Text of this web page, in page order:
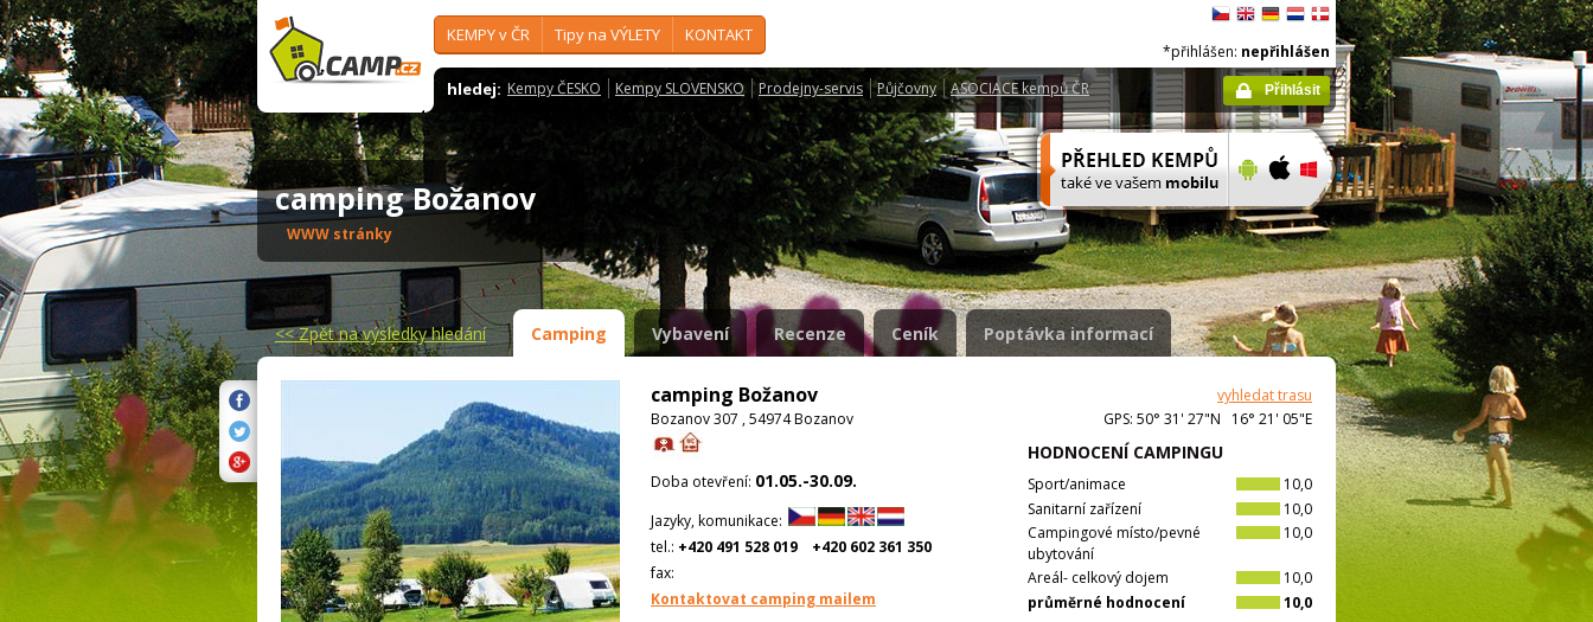
KEMPY v ČR Tipy na VÝLETY KONTAKT
hledej: Kempy ČESKO Kempy SLOVENSKO Prodejny-servis Půjčovny ASOCIACE kempů ČR
*přihlášen: nepřihlášen
Přihlásit
camping Božanov
WWW stránky
<<Zpět na výsledky hledání Camping Vybavení Recenze Ceník Poptávka informací
camping Božanov
vyhledat trasu
Bozanov 307 , 54974 Bozanov
GPS: 50° 31' 27"N 16° 21' 05"E
HODNOCENÍ CAMPINGU
10,0
Sport/animace
10,0
Sanitarní zařízení
10,0
Campingové místo/pevné
ubytování
10,0
Areál- celkový dojem
10,0
průměrné hodnocení
Doba otevření: 01.05.-30.09.
Jazyky, komunikace:
tel.: +420 491 528 019
+420 602 361 350
fax:
Kontaktovat camping mailem